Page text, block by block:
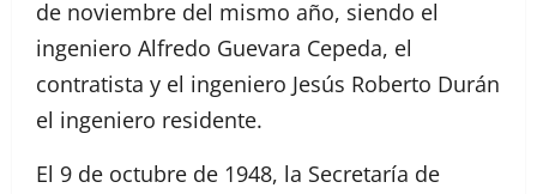
de noviembre del mismo año, siendo el
ingeniero Alfredo Guevara Cepeda, el
contratista y el ingeniero Jesús Roberto Durán
el ingeniero residente.
El 9 de octubre de 1948, la Secretaría de